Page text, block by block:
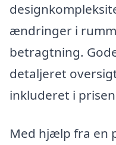
ændringer i
betragtning.
detaljeret
inkluderet i
Med hjælp fra en